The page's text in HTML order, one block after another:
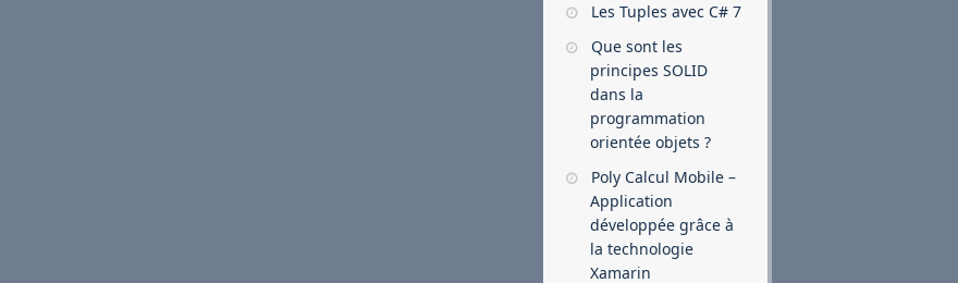
Les Tuples avec C# 7
Que sont les
principes SOLID
dans la
programmation
orientée objets ?
Poly Calcul Mobile –
Application
développée grâce à
la technologie
Xamarin